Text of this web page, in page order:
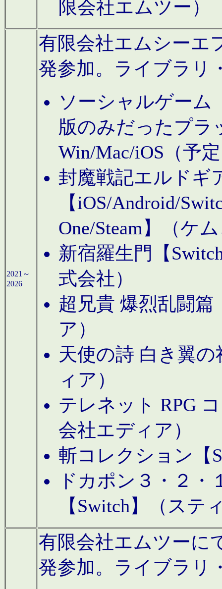
限会社エムツー）
2021～
2026
有限会社エムシーエ
発参加。ライブラリ
ソーシャルゲーム
版のみだったプラ
Win/Mac/iOS（予
封魔戦記エルドギ
【iOS/Android/
One/Steam】（ケ
新宿羅生門【
式会社）
超兄貴 爆烈乱闘篇
ア）
天使の詩 白き翼
ィア）
テレネット RPG
会社エディア）
斬コレクション【
ドカポン３・２
【Switch】（ステ
有限会社エムツーに
発参加。ライブラリ